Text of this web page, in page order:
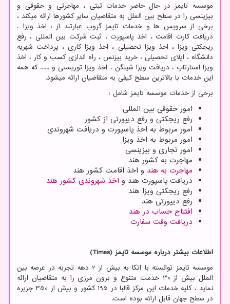
موسسه تایمز در حال حاضر خدمات ثبتی ، مهاجرتی و حقوقی و
بیزینسی را در سطح بین الملل به متقاضیان سایر کشورها ارائه میکند ،
برخی از سرویس ها و خدمات تایمز گروپ عبارتند از : اخذ ویزا ،
دریافت کارت اقامت ، اخذ پاسپورت ، ثبت شرکت بین المللی ، رفع
ریجکتی ویزا ، اخذ ویزا تحصیلی ، اخذ ویزا کاری ، پرداخت شهریه
دانشگاه ، اپلای تحصیلی ، خرید بیزنس ، راه اندازی کسب و کار ، اخذ
ویزا استارتاپ ، دریافت ویزا شینگن ، اخذ ویزا توریستی و ...... که همه
این خدمات با بالاترین سطح کیفی به متقاضیان ارائه میشود.
برخی از خدمات موسسه تایمز شامل :
امور حقوقی بین المللی
رفع ریجکتی و رفع دیپورتی از کشور
امور مربوط به اخذ پاسپورت و دریافت شهروندی
امور مربوط به اخذ ویزا
امور تجاری و بیزینسی
مهاجرت به کشور هند
مهاجرت به هند و اخذ اقامت کشور هند
دریافت پاسپورت هند و اخذ شهروندی کشور هند
رفع ریجکتی ویزا هند
رفع دیپورتی هند
افتتاح حساب در هند
دریافت وقت سفارت
اطلاعات بیشتر درباره موسسه تایمز (Times)
موسسه تایمز توانسته با اتکا به بیش از 2 دهه تجربه در عرصه بین
الملل بیش از 30 خدمت متنوع و برون مرزی را به متقاضیان ارائه
نماید ، کلیه خدمات این مرکز قالبا در 195 کشور و بیش از 350 جزیره
در سطح جهان قابل ارائه بوده است.